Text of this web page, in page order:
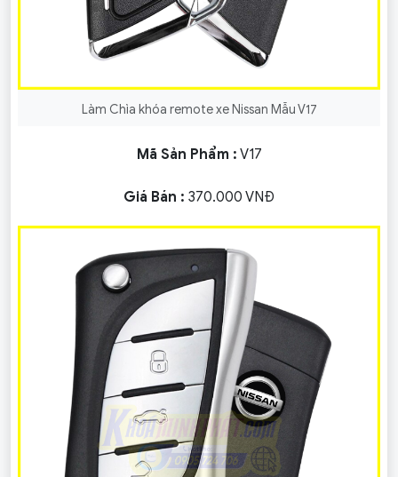
Làm Chìa khóa remote xe Nissan Mẫu V17
Mã Sản Phẩm : V17
Giá Bán : 370.000 VNĐ